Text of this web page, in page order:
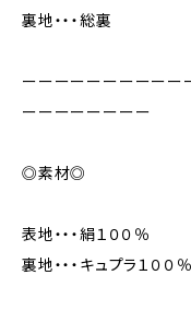
裏地・・・総裏
ーーーーーーーーーー
ーーーーーーーー
◎素材◎
表地・・・絹１００％
裏地・・・キュプラ１００％